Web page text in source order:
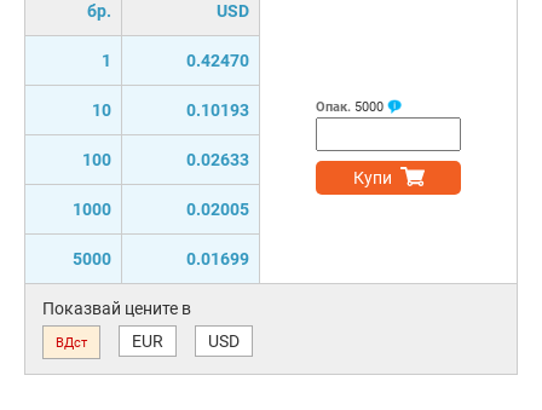
бр. USD
1 0.42470
10 0.10193
100 0.02633
1000 0.02005
5000 0.01699
Опак. 5000
Купи
Показвай цените в
ВДст EUR USD